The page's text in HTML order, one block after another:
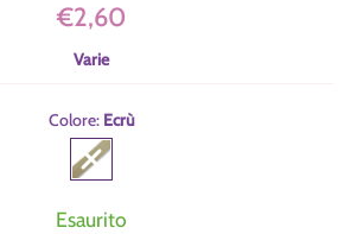
€2,60
Varie
Colore: Ecrù
Ecrù
Esaurito